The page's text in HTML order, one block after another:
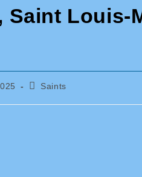
Saint Louis-
PostSaints